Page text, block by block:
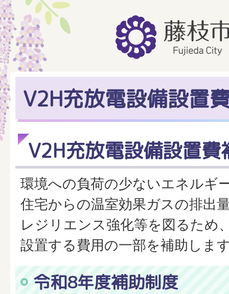
V2H充放電設備設置
V2H充放電設備設置費
環境への負荷の少ないエネルギ
住宅からの温室効果ガスの排出
レジリエンス強化等を図るため
設置する費用の一部を補助しま
令和8年度補助制度